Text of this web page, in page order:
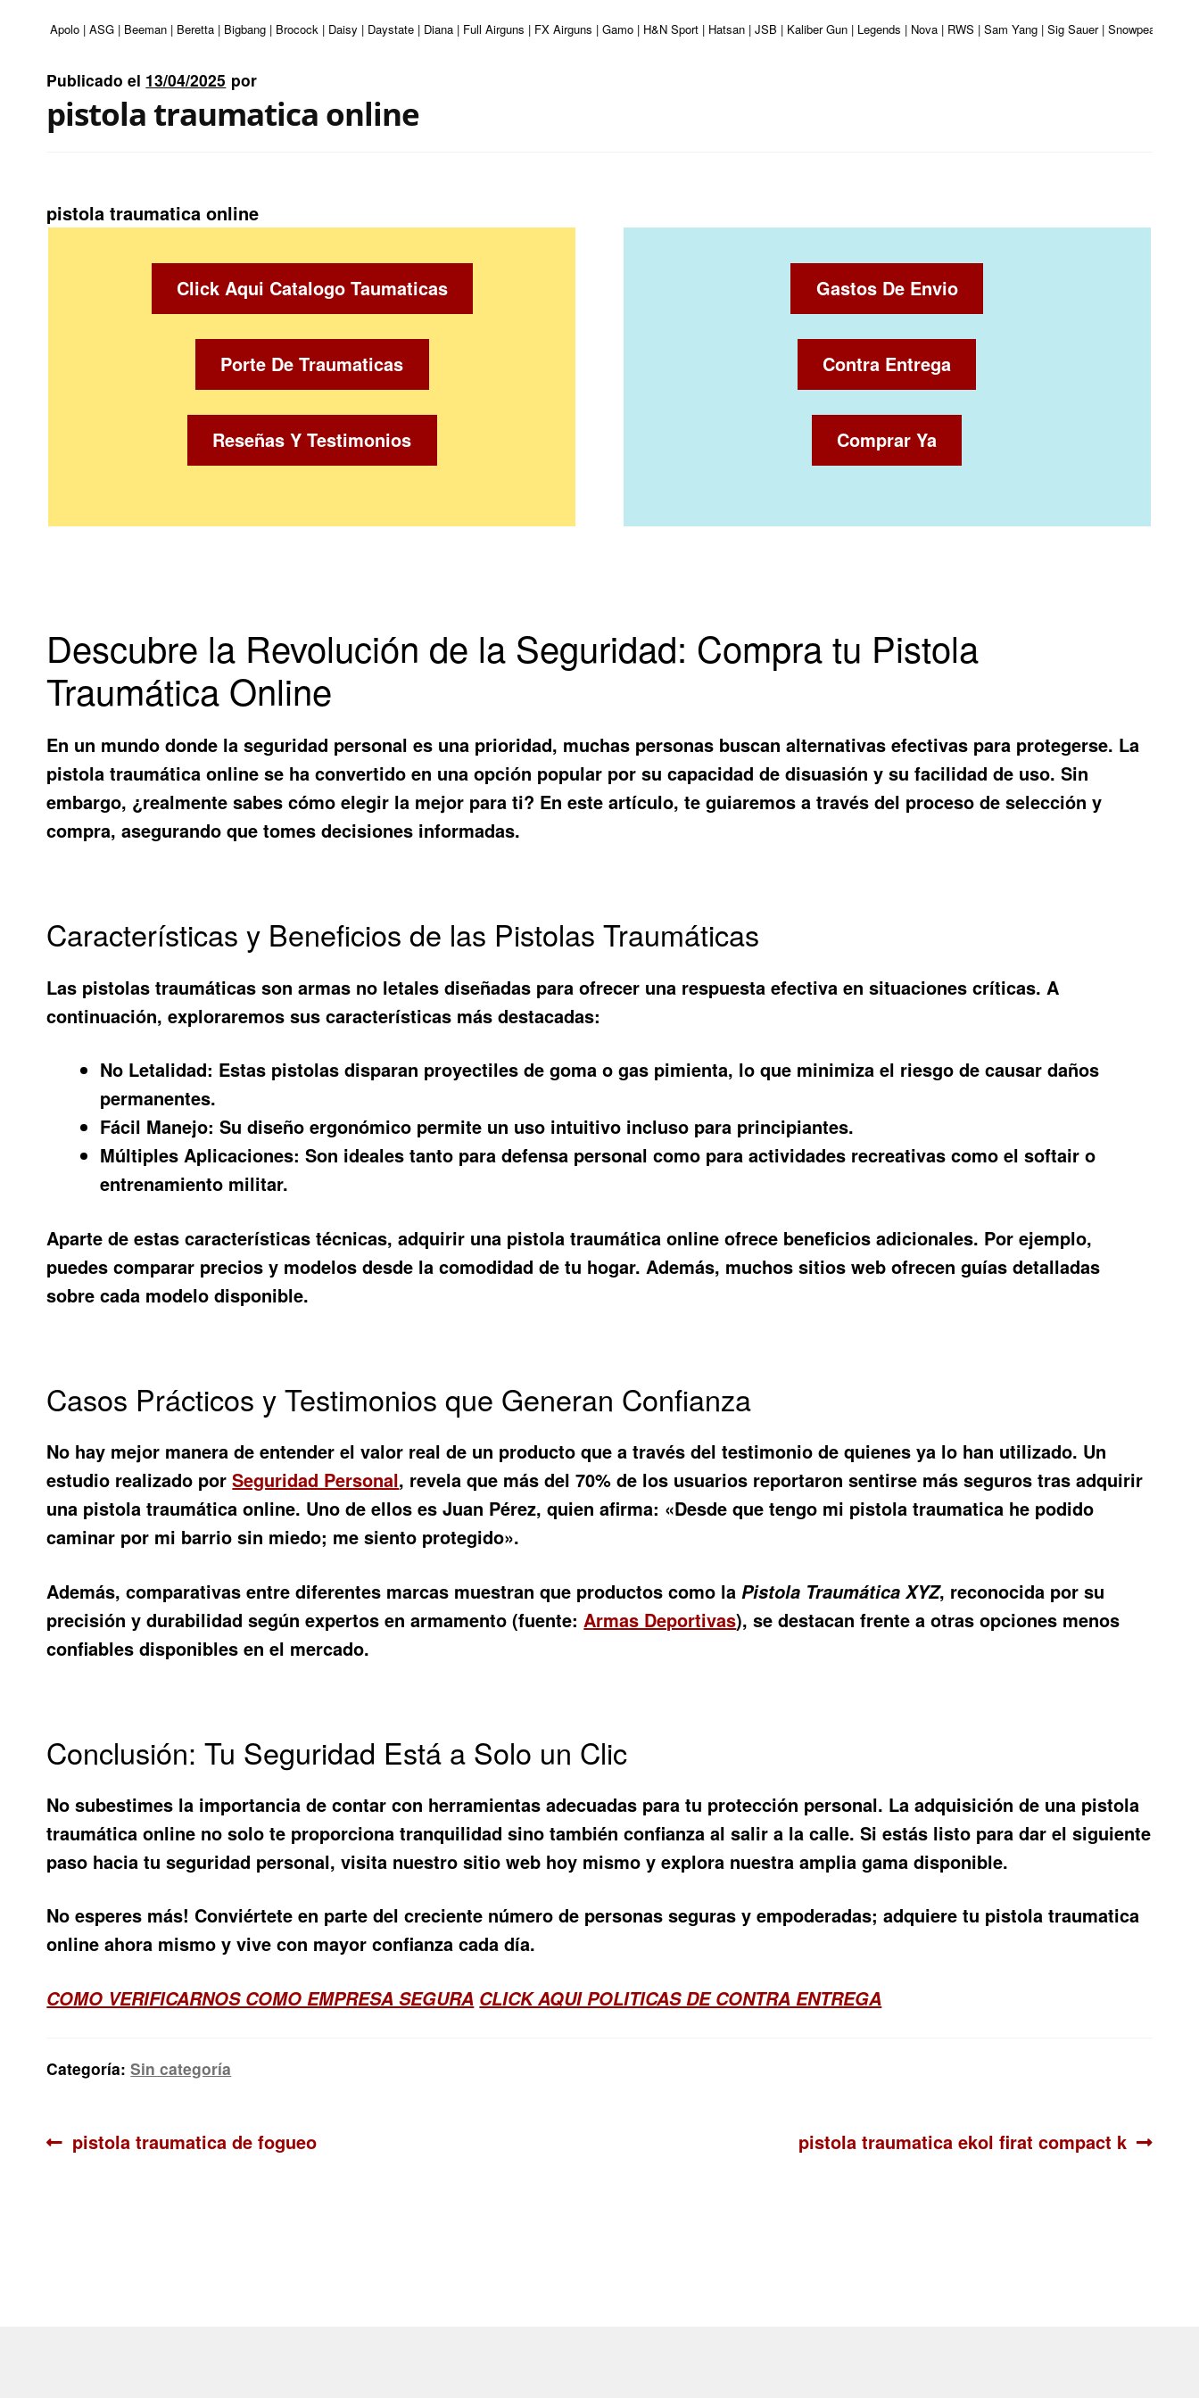
| Apolo | ASG | Beeman | Beretta | Bigbang | Brocock | Daisy | Daystate | Diana | Full Airguns | FX Airguns | Gamo | H&N Sport | Hatsan | JSB | Kaliber Gun | Legends | Nova | RWS | Sam Yang | Sig Sauer | Snowpeak |
Publicado el 13/04/2025 por
pistola traumatica online
pistola traumatica online
Click Aqui Catalogo Taumaticas
Porte De Traumaticas
Reseñas Y Testimonios
Gastos De Envio
Contra Entrega
Comprar Ya
Descubre la Revolución de la Seguridad: Compra tu Pistola
Traumática Online
En un mundo donde la seguridad personal es una prioridad, muchas personas buscan alternativas efectivas para protegerse. La
pistola traumática online se ha convertido en una opción popular por su capacidad de disuasión y su facilidad de uso. Sin
embargo, ¿realmente sabes cómo elegir la mejor para ti? En este artículo, te guiaremos a través del proceso de selección y
compra, asegurando que tomes decisiones informadas.
Características y Beneficios de las Pistolas Traumáticas
Las pistolas traumáticas son armas no letales diseñadas para ofrecer una respuesta efectiva en situaciones críticas. A
continuación, exploraremos sus características más destacadas:
No Letalidad: Estas pistolas disparan proyectiles de goma o gas pimienta, lo que minimiza el riesgo de causar daños
permanentes.
Fácil Manejo: Su diseño ergonómico permite un uso intuitivo incluso para principiantes.
Múltiples Aplicaciones: Son ideales tanto para defensa personal como para actividades recreativas como el softair o
entrenamiento militar.
Aparte de estas características técnicas, adquirir una pistola traumática online ofrece beneficios adicionales. Por ejemplo,
puedes comparar precios y modelos desde la comodidad de tu hogar. Además, muchos sitios web ofrecen guías detalladas
sobre cada modelo disponible.
Casos Prácticos y Testimonios que Generan Confianza
No hay mejor manera de entender el valor real de un producto que a través del testimonio de quienes ya lo han utilizado. Un
estudio realizado porSeguridad Personal, revela que más del 70% de los usuarios reportaron sentirse más seguros tras adquirir
una pistola traumática online. Uno de ellos es Juan Pérez, quien afirma: «Desde que tengo mi pistola traumatica he podido
caminar por mi barrio sin miedo; me siento protegido».
Además, comparativas entre diferentes marcas muestran que productos como la Pistola Traumática XYZ, reconocida por su
precisión y durabilidad según expertos en armamento (fuente: Armas Deportivas), se destacan frente a otras opciones menos
confiables disponibles en el mercado.
Conclusión: Tu Seguridad Está a Solo un Clic
No subestimes la importancia de contar con herramientas adecuadas para tu protección personal. La adquisición de una pistola
traumática online no solo te proporciona tranquilidad sino también confianza al salir a la calle. Si estás listo para dar el siguiente
paso hacia tu seguridad personal, visita nuestro sitio web hoy mismo y explora nuestra amplia gama disponible.
No esperes más! Conviértete en parte del creciente número de personas seguras y empoderadas; adquiere tu pistola traumatica
online ahora mismo y vive con mayor confianza cada día.
COMO VERIFICARNOS COMO EMPRESA SEGURA CLICK AQUI POLITICAS DE CONTRA ENTREGA
Categoría:Sin categoría
Navegación
Anterior:
pistola traumatica de fogueo Siguiente:
pistola traumatica ekol firat compact k